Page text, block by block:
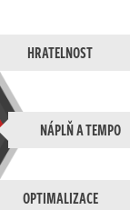
HRATELNOST
NÁPLŇ A TEMPO
OPTIMALIZACE